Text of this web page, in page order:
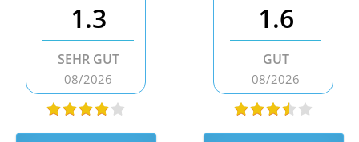
1.3
SEHR GUT
08/2026
1.6
GUT
08/2026